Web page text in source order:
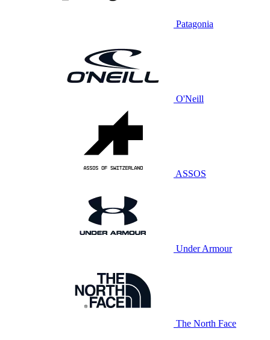
Patagonia
O'Neill
ASSOS
Under Armour
The North Face